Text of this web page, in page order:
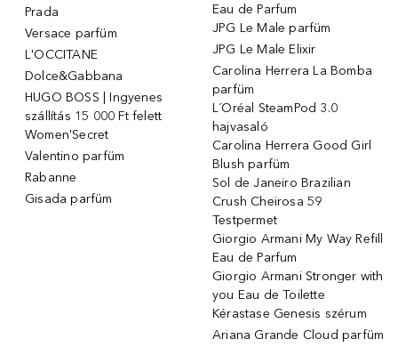
Prada
Versace parfüm
L'OCCITANE
Dolce&Gabbana
HUGO BOSS | Ingyenes
szállítás 15 000 Ft felett
Women'Secret
Valentino parfüm
Rabanne
Gisada parfüm
Eau de Parfum
JPG Le Male parfüm
JPG Le Male Elixir
Carolina Herrera La Bomba
parfüm
L´Oréal SteamPod 3.0
hajvasaló
Carolina Herrera Good Girl
Blush parfüm
Sol de Janeiro Brazilian
Crush Cheirosa 59
Testpermet
Giorgio Armani My Way Refill
Eau de Parfum
Giorgio Armani Stronger with
you Eau de Toilette
Kérastase Genesis szérum
Ariana Grande Cloud parfüm